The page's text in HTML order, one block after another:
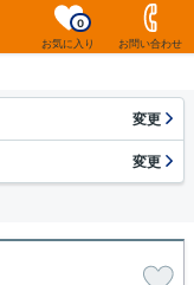
お気に入り
0
お問い合わせ
変更
変更